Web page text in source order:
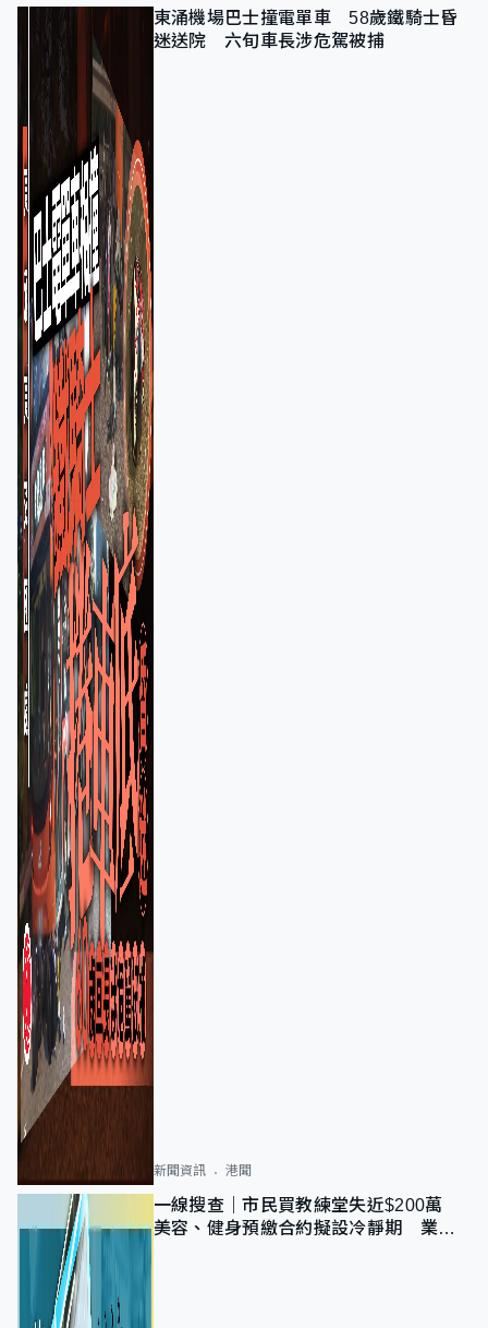
東涌機場巴士撞電單車 58歲鐵騎士昏
迷送院 六旬車長涉危駕被捕
新聞資訊 港聞
一線搜查｜市民買教練堂失近$200萬
美容、健身預繳合約擬設冷靜期 業界